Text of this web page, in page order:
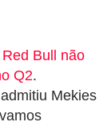
Bull não
Q2.
Mekies